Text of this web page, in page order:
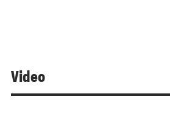
Video